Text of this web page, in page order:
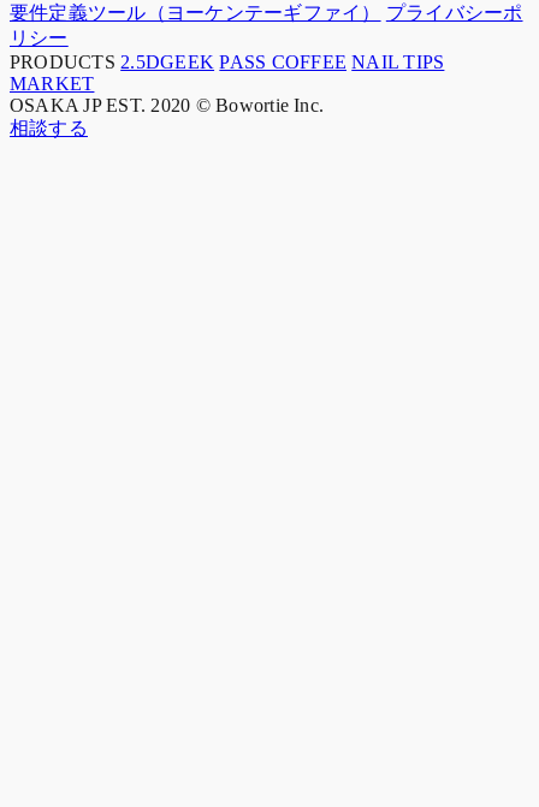
要件定義ツール（ヨーケンテーギファイ）
プライバシーポ
リシー
PRODUCTS 2.5DGEEK PASS COFFEE NAIL TIPS
MARKET
OSAKA JP EST. 2020 © Bowortie Inc.
相談する